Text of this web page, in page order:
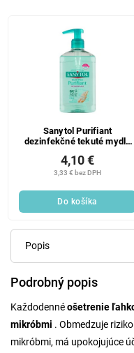
Sanytol Purifiant
dezinfekčné tekuté mydlo
3,33 € bez DPH
4,10 €
Do košíka
Popis
Podrobný popis
Každodennéošetrenie
mikróbmi . Obmedzuje
mikróbmi, má upokojujúce